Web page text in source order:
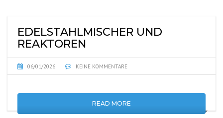
EDELSTAHLMISCHER UND
REAKTOREN
06/01/2026 KEINE KOMMENTARE
READ MORE